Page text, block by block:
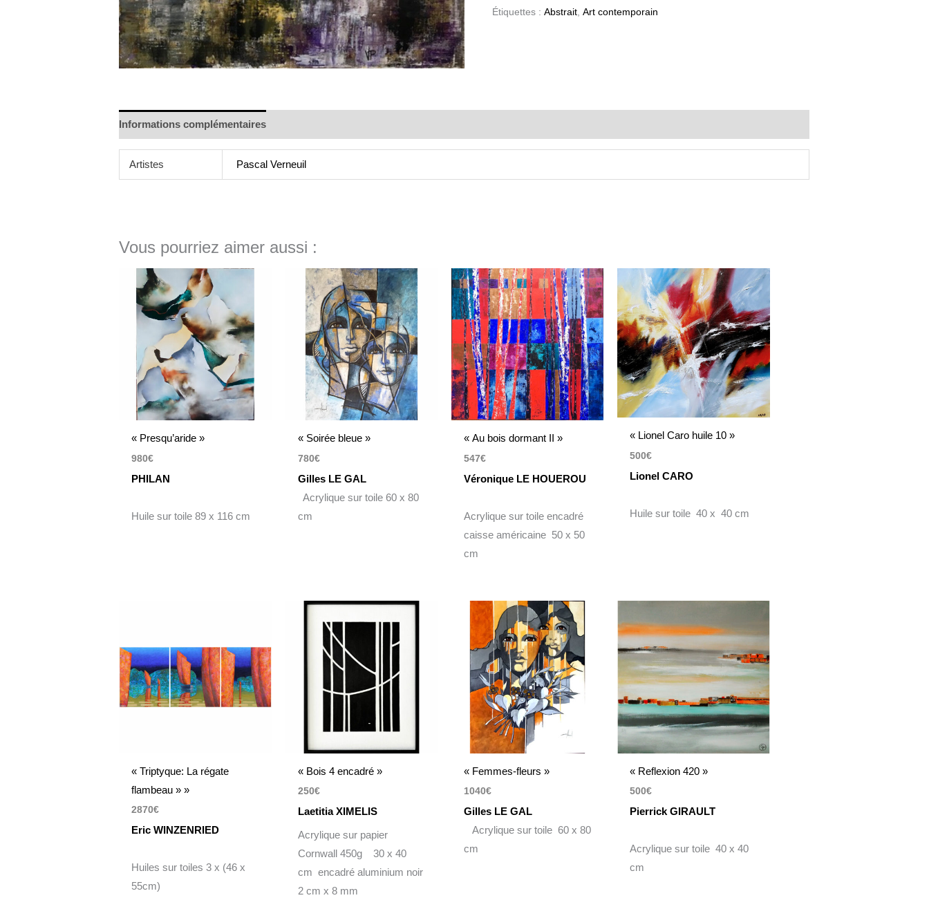
Étiquettes : Abstrait, Art contemporain
Informations complémentaires
Artistes Pascal Verneuil
Vous pourriez aimer aussi :
« Presqu’aride »
980€
PHILAN
Huile sur toile 89 x 116 cm
« Soirée bleue »
780€
Gilles LE GAL
Acrylique sur toile 60 x 80
cm
« Au bois dormant II »
547€
Véronique LE HOUEROU
Acrylique sur toile encadré
caisse américaine 50 x 50
cm
« Lionel Caro huile 10 »
500€
Lionel CARO
Huile sur toile 40 x 40 cm
« Triptyque: La régate
flambeau » »
2870€
Eric WINZENRIED
Huiles sur toiles 3 x (46 x
55cm)
« Bois 4 encadré »
250€
Laetitia XIMELIS
Acrylique sur papier
Cornwall 450g 30 x 40
cm encadré aluminium noir
2 cm x 8 mm
« Femmes-fleurs »
1040€
Gilles LE GAL
Acrylique sur toile 60 x 80
cm
« Reflexion 420 »
500€
Pierrick GIRAULT
Acrylique sur toile 40 x 40
cm